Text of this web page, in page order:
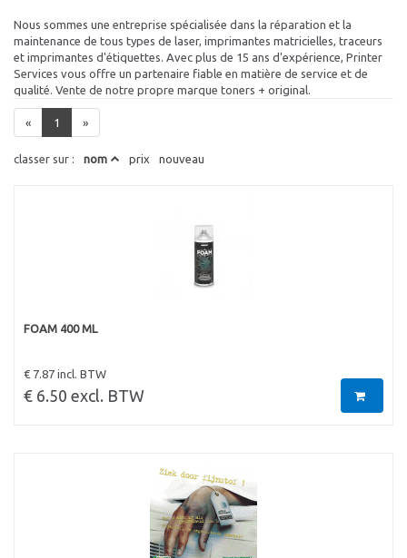
Nous sommes une entreprise spécialisée dans la réparation et la
maintenance de tous types de laser, imprimantes matricielles, traceurs
et imprimantes d'étiquettes. Avec plus de 15 ans d'expérience, Printer
Services vous offre un partenaire fiable en matière de service et de
qualité. Vente de notre propre marque toners + original.
« 1 »
classer sur : nom prix nouveau
FOAM 400 ML
€ 7.87 incl. BTW
€ 6.50 excl. BTW